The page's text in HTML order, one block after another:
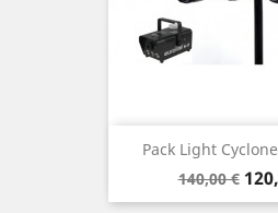
Pack Light
Prix
de
140,00 € Prix